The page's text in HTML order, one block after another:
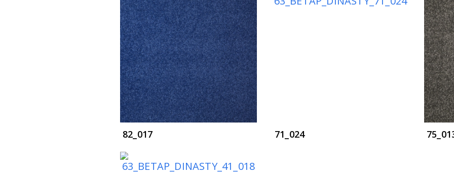
82_017 71_024